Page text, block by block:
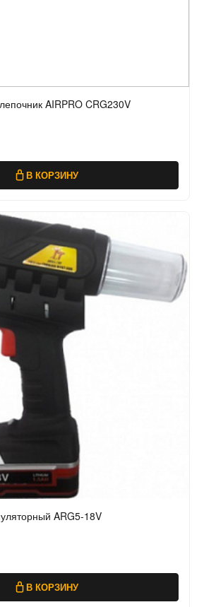
AIRPRO CRG230V
В КОРЗИНУ
ARG5-18V
В КОРЗИНУ